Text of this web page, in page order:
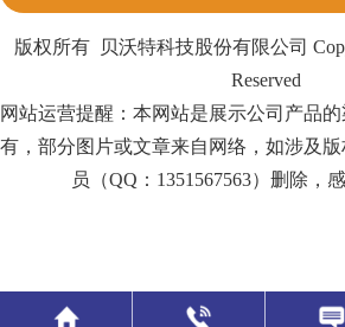
版权所有 贝沃特科技股份有限公司
Reserved
网站运营提醒：本网站是展示公司产品
有，部分图片或文章来自网络，如涉及
员（QQ：1351567563）删除，